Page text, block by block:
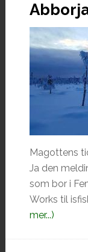
Magottens
Ja den
som bor i
Works til
mer...)